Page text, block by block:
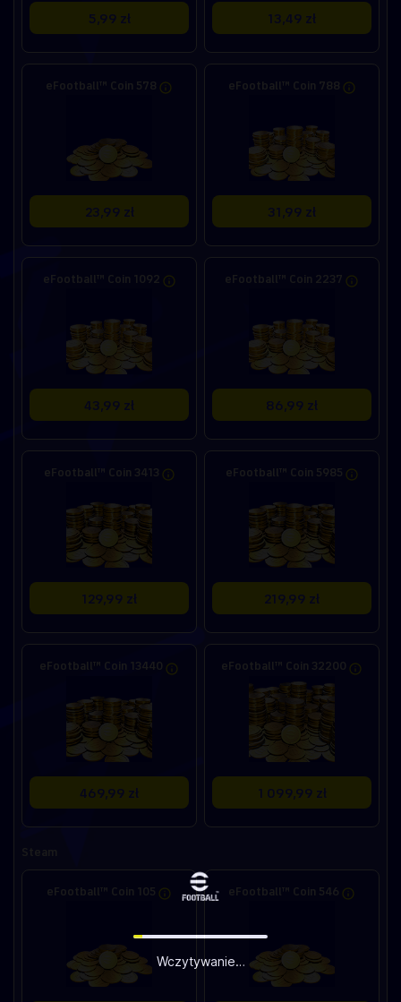
Wczytywanie…
5,99 zł 13,49 zł
eFootball™ Coin 578
23,99 zł
eFootball™ Coin 788
31,99 zł
eFootball™ Coin 1092
43,99 zł
eFootball™ Coin 2237
86,99 zł
eFootball™ Coin 3413
129,99 zł
eFootball™ Coin 5985
219,99 zł
eFootball™ Coin 13440
469,99 zł
eFootball™ Coin 32200
1 099,99 zł
eFootball™ Coin 105 eFootball™ Coin 546